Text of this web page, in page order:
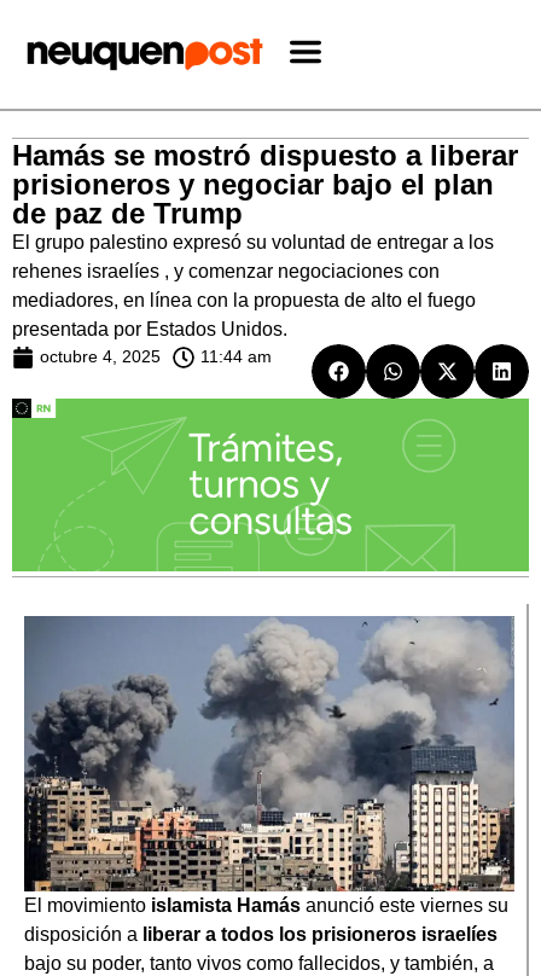
Hamás se mostró dispuesto a liberar
prisioneros y negociar bajo el plan
de paz de Trump
El grupo palestino expresó su voluntad de entregar a los
rehenes israelíes , y comenzar negociaciones con
mediadores, en línea con la propuesta de alto el fuego
presentada por Estados Unidos.
octubre 4, 2025 11:44 am
El movimiento islamista Hamás anunció este viernes su
disposición a liberar a todos los prisioneros israelíes
bajo su poder, tanto vivos como fallecidos, y también, a